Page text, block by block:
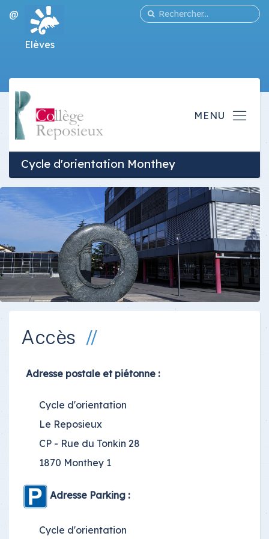
@
Elèves
Cycle d'orientation Monthey
Accès
Adresse postale et piétonne :
Cycle d'orientation
Le Reposieux
CP - Rue du Tonkin 28
1870 Monthey 1
Adresse Parking :
Cycle d'orientation